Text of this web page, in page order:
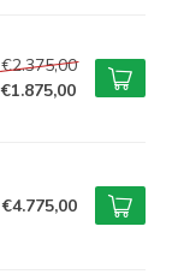
€2.375,00
€1.875,00
€4.775,00